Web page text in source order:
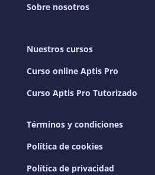
Sobre nosotros
Nuestros cursos
Curso online Aptis Pro
Curso Aptis Pro Tutorizado
Términos y condiciones
Política de cookies
Política de privacidad